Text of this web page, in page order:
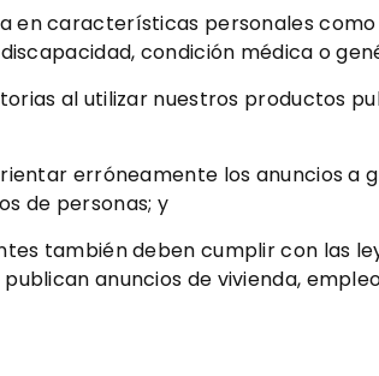
características personales
condición médica o
al utilizar nuestros productos
erróneamente los anuncios a
de personas; y
también deben cumplir con las
anuncios de vivienda,